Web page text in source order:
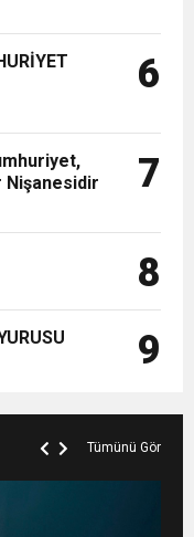
6
Nişanesidir
7
8
9
Tümünü Gör